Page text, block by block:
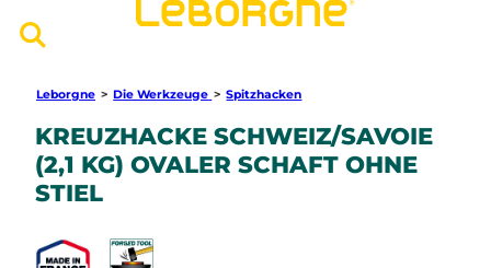
Leborgne > Die Werkzeuge > Spitzhacken
KREUZHACKE SCHWEIZ/SAVOIE
(2,1 KG) OVALER SCHAFT OHNE
STIEL